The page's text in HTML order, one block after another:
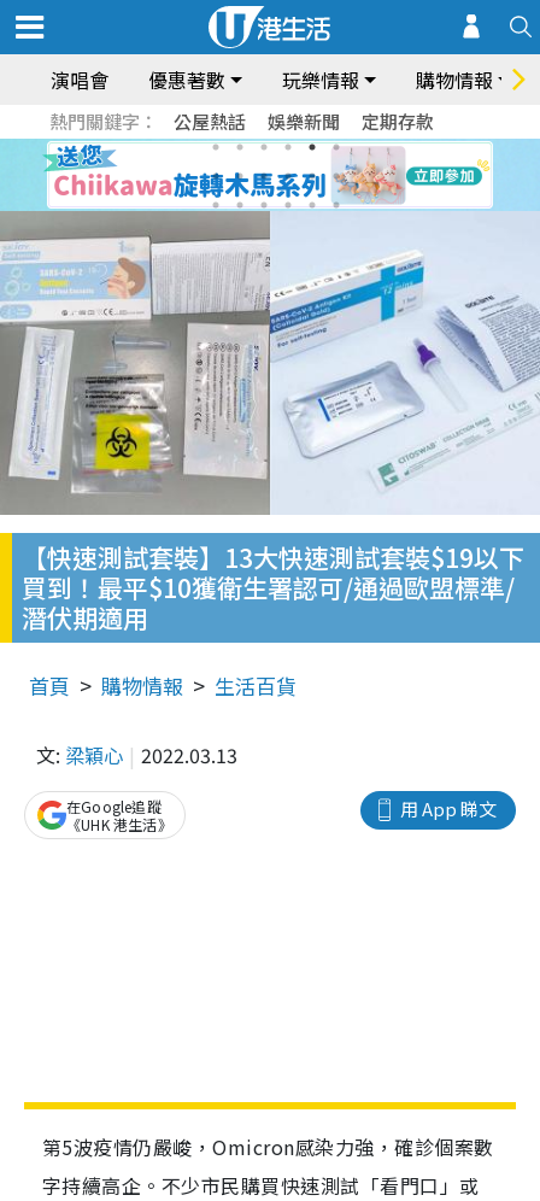
演唱會 優惠著數 玩樂情報 購物情報
熱門關鍵字： 公屋熱話 娛樂新聞 定期存款
【快速測試套裝】13大快速測試套裝$19以下
買到！最平$10獲衛生署認可/通過歐盟標準/
潛伏期適用
首頁 購物情報 生活百貨
文: 梁穎心 2022.03.13
用 App 睇文
在Google追蹤
《UHK 港生活》
第5波疫情仍嚴峻，Omicron感染力強，確診個案數
字持續高企。不少市民購買快速測試「看門口」或